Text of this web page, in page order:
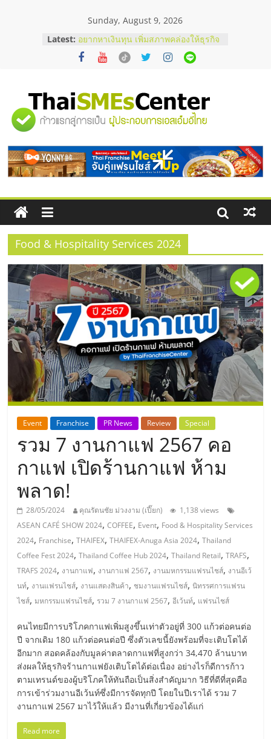
Sunday, August 9, 2026
Latest: วิธีเลือกผู้ให้บริการให้คุ้มค่าและตอบ
โจทย์ธุรกิจ
อยากหาเงินทุน เพิ่มสภาพคล่องให้ธุรกิจ
สัมมนาออนไลน์ โอกาสบริหารสถานี
บริการน้ำมัน Shell
สัมมนาลงทุน แฟรนไชส์ยอนนี่
ThaiFranchise Meet Up จับคู่แฟรน
ร้านเครื่องเสียงคุณภาพสูง พร้อม
โซลูชันระบบภาพและเสียง
"ศูนย์
รวม
ข้อมูล
ธุรกิจ
SME
แห่ง
ประเทศไทย,
ThaiSMEsCenter,
รวม
ธุรกิจ
เอ
ส
เอ็
มอี
ไทย,
SMEs,
แฟ
รน
ไชส์,
Food & Hospitality Services 2024
Event Franchise PR News Review Special
รวม 7 งานกาแฟ 2567 คอ
กาแฟ เปิดร้านกาแฟ ห้าม
พลาด!
28/05/2024 คุณรัตนชัย ม่วงงาม (เปี๊ยก)
1,138 views
ASEAN CAFÉ SHOW 2024,COFFEE, Event, Food & Hospitality Services
2024, Franchise,THAIFEX,THAIFEX-Anuga Asia 2024,Thailand
Coffee Fest 2024,Thailand Coffee Hub 2024,Thailand Retail,TRAFS,
TRAFS 2024, งานกาแฟ, งานกาแฟ 2567, งานมหกรรมแฟรนไชส์, งานอีเว้
นท์, งานแฟรนไชส์, งานแสดงสินค้า, ชมงานแฟรนไชส์,นิทรรศการแฟรน
ไชส์,มหกรรมแฟรนไชส์, รวม 7 งานกาแฟ 2567,อีเว้นท์, แฟรนไชส์
คนไทยมีการบริโภคกาแฟเพิ่มสูงขึ้นเท่าตัวอยู่ที่ 300 แก้วต่อคนต่อ
ปี จากเดิม 180 แก้วต่อคนต่อปี ซึ่งตัวเลขนี้ยังพร้อมที่จะเติบโตได้
อีกมาก สอดคล้องกับมูลค่าตลาดกาแฟที่สูงกว่า 34,470 ล้านบาท
ส่งผลให้ธุรกิจร้านกาแฟยังเติบโตได้ต่อเนื่อง อย่างไรก็ดีการก้าว
ตามเทรนด์ของผู้บริโภคให้ทันถือเป็นสิ่งสำคัญมาก วิธีที่ดีที่สุดคือ
การเข้าร่วมงานอีเว้นท์ซึ่งมีการจัดทุกปี โดยในปีเราได้ รวม 7
งานกาแฟ 2567 มาไว้ให้แล้ว มีงานที่เกี่ยวข้องได้แก่
Read more